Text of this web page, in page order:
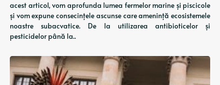
acest articol, vom aprofunda lumea fermelor marine și piscicole
și vom expune consecințele ascunse care amenință ecosistemele
noastre subacvatice. De la utilizarea antibioticelor și
pesticidelor până la..